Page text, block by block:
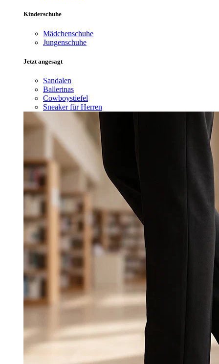
Kinderschuhe
Mädchenschuhe
Jungenschuhe
Jetzt angesagt
Sandalen
Ballerinas
Cowboystiefel
Sneaker für Herren